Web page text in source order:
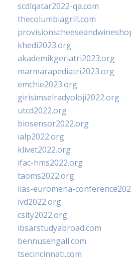
scdlqatar2022-qa.com
thecolumbiagrill.com
khedi2023.org
akademikgeriatri2023.org
marmarapediatri2023.org
emchie2023.org
girisimselradyoloji2022.org
utcd2022.org
biosensor2022.org
ialp2022.org
klivet2022.org
ifac-hms2022.org
taoms2022.org
iias-euromena-
ivd2022.org
csity2022.org
ibsarstudyabroad.com
bennusehgall.com
tsecincinnati.com